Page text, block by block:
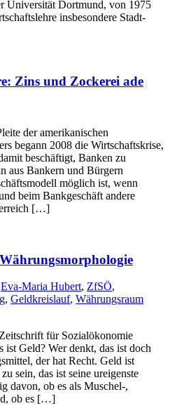
Universität Dortmund, von 1975
insbesondere Stadt-
Zins und Zockerei ade
der amerikanischen
begann 2008 die Wirtschaftskrise,
beschäftigt, Banken zu
aus Bankern und Bürgern
möglich ist, wenn
beim Bankgeschäft andere
[…]
Eva-Maria Hubert, ZfSÖ,
, Geldkreislauf, Währungsraum
für Sozialökonomie
Geld? Wer denkt, das ist doch
der hat Recht. Geld ist
sein, das ist seine ureigenste
davon, ob es als Muschel-,
ob es […]